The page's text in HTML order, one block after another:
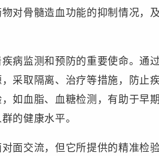
对骨髓造血功能的抑制情况，
监测和预防的重要使命。通
采取隔离、治疗等措施，防止
如血脂、血糖检测，有助于早
的健康水平。
交流，但它所提供的精准检